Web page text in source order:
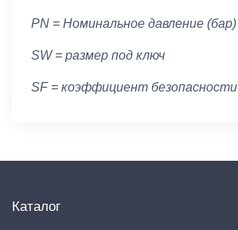
PN = Номинальное давление (бар)
SW = размер под ключ
SF = коэффициент безопасности
Каталог